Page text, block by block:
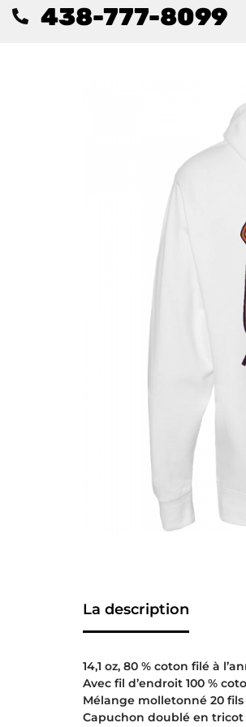
438-777-8099
La description
14,1 oz, 80 % coton filé à
Avec fil d’endroit 100 %
Mélange molletonné 20
Capuchon doublé en tricot